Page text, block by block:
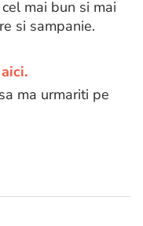
mai bun si mai
si sampanie.
aici.
ma urmariti pe